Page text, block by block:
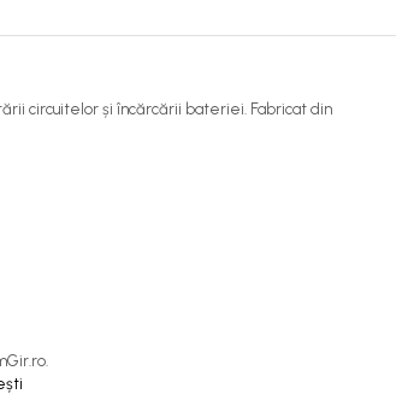
circuitelor și încărcării bateriei. Fabricat din